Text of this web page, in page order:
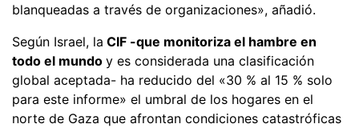
blanqueadas a través de organizaciones», añadió.
Según Israel, la CIF -que monitoriza el hambre en
todo el mundo y es considerada una clasificación
global aceptada- ha reducido del «30 % al 15 % solo
para este informe» el umbral de los hogares en el
norte de Gaza que afrontan condiciones catastróficas